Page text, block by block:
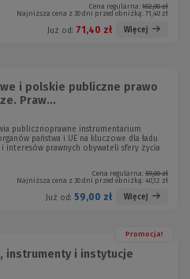
Cena regularna: 102,00 zł
Najniższa cena z 30 dni przed obniżką: 71,40 zł
Już od: 71,40 zł Więcej
i polskie publiczne prawo
Praw...
publicznoprawne instrumentarium
państwa i UE na kluczowe dla ładu
interesów prawnych obywateli sfery życia
Cena regularna: 59,00 zł
Najniższa cena z 30 dni przed obniżką: 40,12 zł
Już od: 59,00 zł Więcej
Promocja!
instrumenty i instytucje